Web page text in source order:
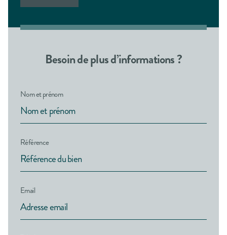
Besoin de plus d’informations ?
Nom et prénom
Référence
Email